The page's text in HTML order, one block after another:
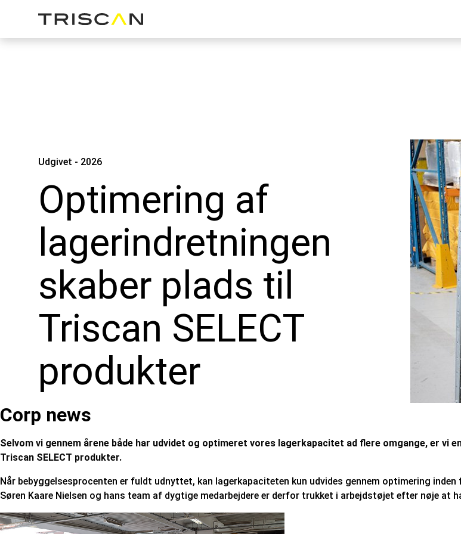
Udgivet - 2026
Optimering af
lagerindretningen
skaber plads til
Triscan SELECT
produkter
Corp news
Selvom vi gennem årene både har udvidet og optimeret vores lagerkapacitet ad flere omgange, er vi
Triscan SELECT produkter.
Når bebyggelsesprocenten er fuldt udnyttet, kan lagerkapaciteten kun udvides gennem optimering
Søren Kaare Nielsen og hans team af dygtige medarbejdere er derfor trukket i arbejdstøjet efter nøje at